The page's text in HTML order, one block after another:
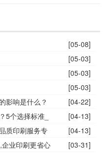
[05-08]
[05-03]
[05-03]
[05-03]
影响是什么？
[04-22]
5个选择标准_
[04-13]
质印刷服务专
[04-13]
业印刷更省心
[03-31]